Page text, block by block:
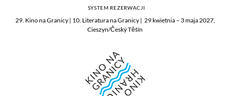
29. Kino na Granicy | 10. Literatura na Granicy | 29 kwietnia – 3 maja 2027,
Cieszyn/Český Těšín
SYSTEM REZERWACJI